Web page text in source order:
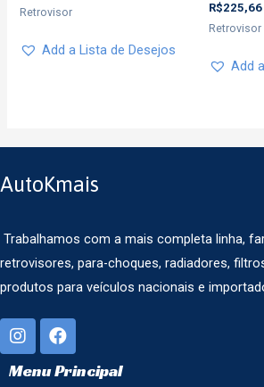
Retrovisor
Add a Lista de Desejos
R$225,66
Retrovisor
Add
AutoKmais
Trabalhamos com a mais completa linha,
retrovisores, para-choques, radiadores,
produtos para veículos nacionais e
Menu Principal